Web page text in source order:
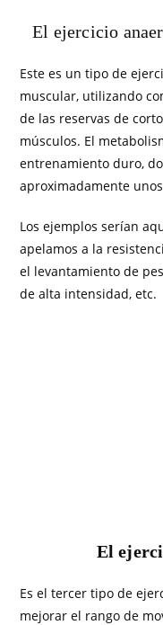
El ejercicio
Este es un tipo de
muscular, utilizando
de las reservas de
músculos. El
entrenamiento duro,
aproximadamente
Los ejemplos serían
apelamos a la
el levantamiento de
de alta intensidad, etc.
El
Es el tercer tipo de
mejorar el rango de